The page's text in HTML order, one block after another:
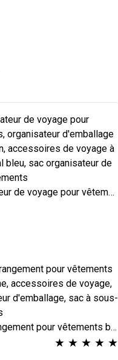
Organisateur de voyage pour vêtements, organisateur d'emballage Dirty Clean, accessoires de voyage à motif floral bleu, sac organisateur de sous-vêtements
Sac de rangement pour vêtements bleu marine, accessoires de voyage, organisateur d'emballage, sac à sous-vêtements
★ ★ ★ ★ ★